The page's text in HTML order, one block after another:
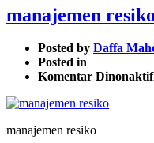
manajemen resiko
Posted by Daffa
Posted in
Komentar
manajemen resiko